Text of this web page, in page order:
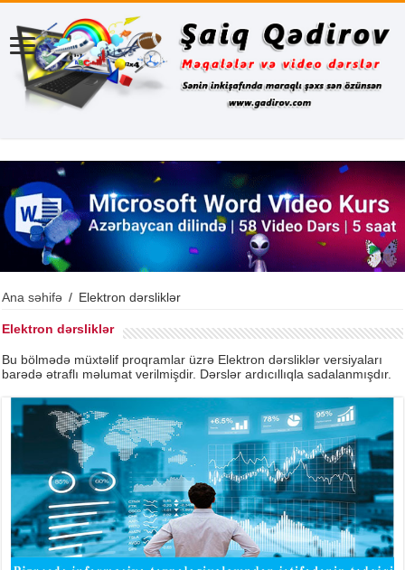
Ana səhifə / Elektron dərsliklər
Elektron dərsliklər
Bu bölmədə müxtəlif proqramlar üzrə Elektron dərsliklər versiyaları
barədə ətraflı məlumat verilmişdir. Dərslər ardıcıllıqla sadalanmışdır.